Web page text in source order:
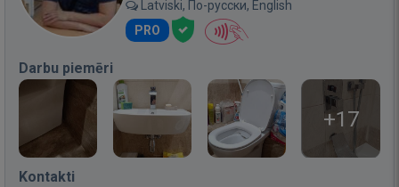
Latviski, По-русски, English
PRO
Darbu piemēri
+17
Kontakti